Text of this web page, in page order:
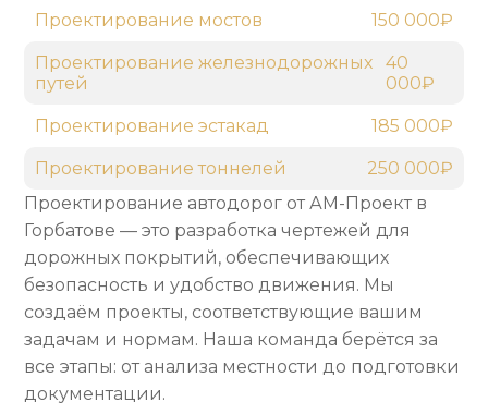
Проектирование автодорог от АМ-Проект в
Горбатове — это разработка чертежей для
дорожных покрытий, обеспечивающих
безопасность и удобство движения. Мы
создаём проекты, соответствующие вашим
задачам и нормам. Наша команда берётся за
все этапы: от анализа местности до подготовки
документации.
Проектирование мостов 150 000₽
Проектирование железнодорожных
путей
40
000₽
Проектирование эстакад 185 000₽
Проектирование тоннелей 250 000₽